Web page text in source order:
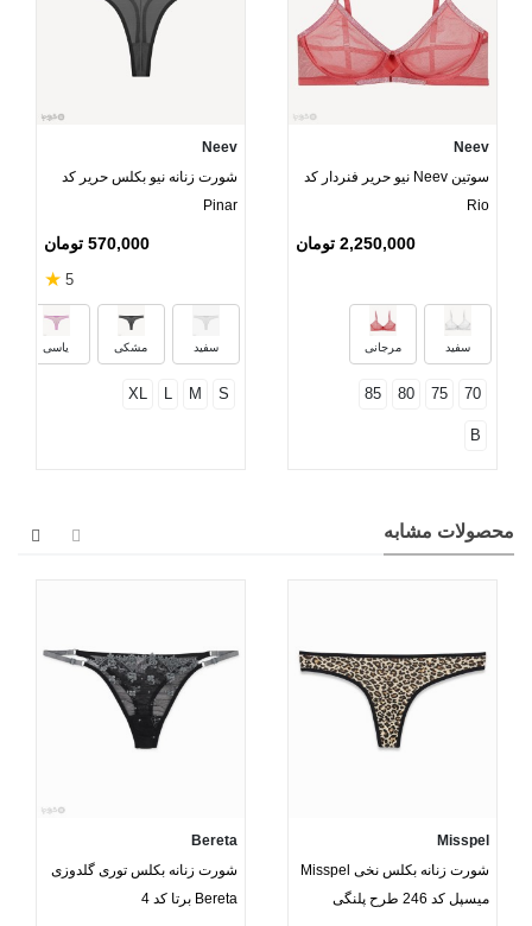
Neev
سوتین Neev نیو حریر فنردار کد
Rio
2,250,000 تومان
سفید مرجانی
70
75
80
85
B
Neev
شورت زنانه نیو بکلس حریر کد
Pinar
570,000 تومان
5
★
سفید مشکی یاسی
S
M
L
XL
محصولات مشابه
Misspel
شورت زنانه بکلس نخی Misspel
میسپل کد 246 طرح پلنگی
Bereta
شورت زنانه بکلس توری گلدوزی
Bereta برتا کد 4